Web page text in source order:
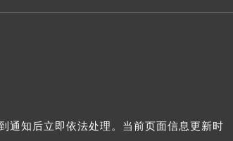
通知后立即依法处理。当前页面信息更新时